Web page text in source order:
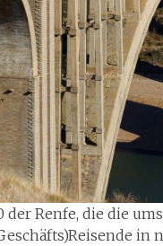
Renfe, die die
in